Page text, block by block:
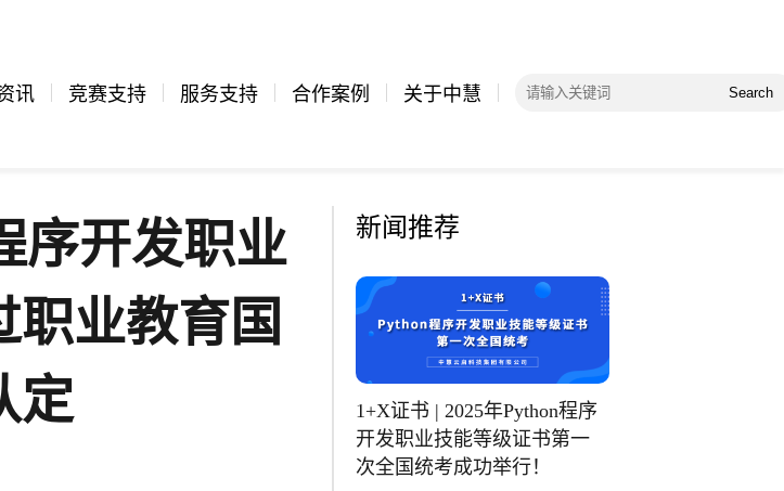
讯 竞赛支持 服务支持 合作案例 关于中慧 Search
序开发职业
业教育国
定
新闻推荐
1+X证书 | 2025年Python程序
开发职业技能等级证书第一
次全国统考成功举行！